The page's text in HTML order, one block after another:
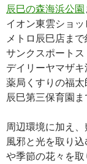
辰巳の森海浜公園
イオン東雲ショ
メトロ辰巳店ま
サンクスポート
デイリーヤマザ
薬局くすりの福
辰巳第三保育園
周辺環境に加え
風邪と光を取り
や季節の花々を